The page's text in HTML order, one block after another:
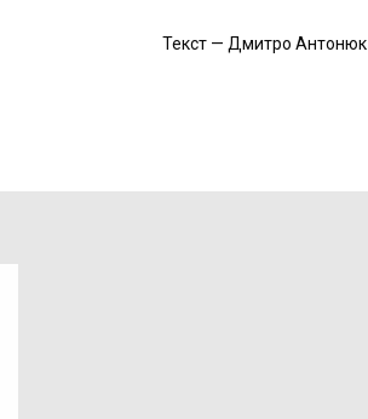
Текст — Дмитро Антонюк